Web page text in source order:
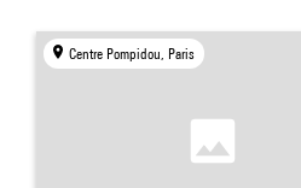
Centre Pompidou, Paris